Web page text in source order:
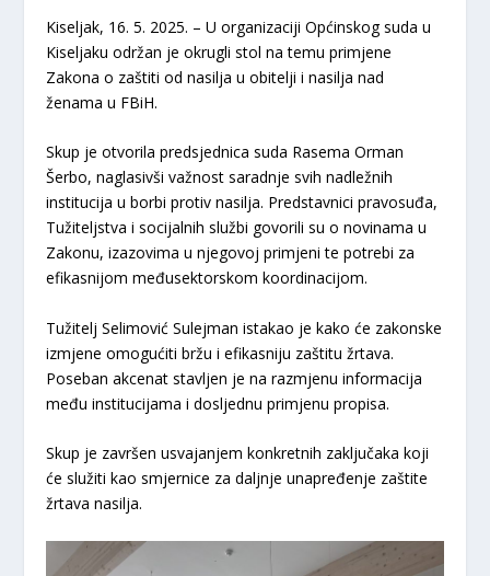
Kiseljak, 16. 5. 2025. – U organizaciji Općinskog suda u
Kiseljaku održan je okrugli stol na temu primjene
Zakona o zaštiti od nasilja u obitelji i nasilja nad
ženama u FBiH.
Skup je otvorila predsjednica suda Rasema Orman
Šerbo, naglasivši važnost saradnje svih nadležnih
institucija u borbi protiv nasilja. Predstavnici pravosuđa,
Tužiteljstva i socijalnih službi govorili su o novinama u
Zakonu, izazovima u njegovoj primjeni te potrebi za
efikasnijom međusektorskom koordinacijom.
Tužitelj Selimović Sulejman istakao je kako će zakonske
izmjene omogućiti bržu i efikasniju zaštitu žrtava.
Poseban akcenat stavljen je na razmjenu informacija
među institucijama i dosljednu primjenu propisa.
Skup je završen usvajanjem konkretnih zaključaka koji
će služiti kao smjernice za daljnje unapređenje zaštite
žrtava nasilja.